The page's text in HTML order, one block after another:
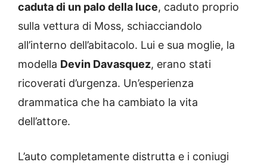
caduta di un palo della luce, caduto proprio
sulla vettura di Moss, schiacciandolo
all’interno dell’abitacolo. Lui e sua moglie, la
modella Devin Davasquez, erano stati
ricoverati d’urgenza. Un’esperienza
drammatica che ha cambiato la vita
dell’attore.
L’auto completamente distrutta e i coniugi